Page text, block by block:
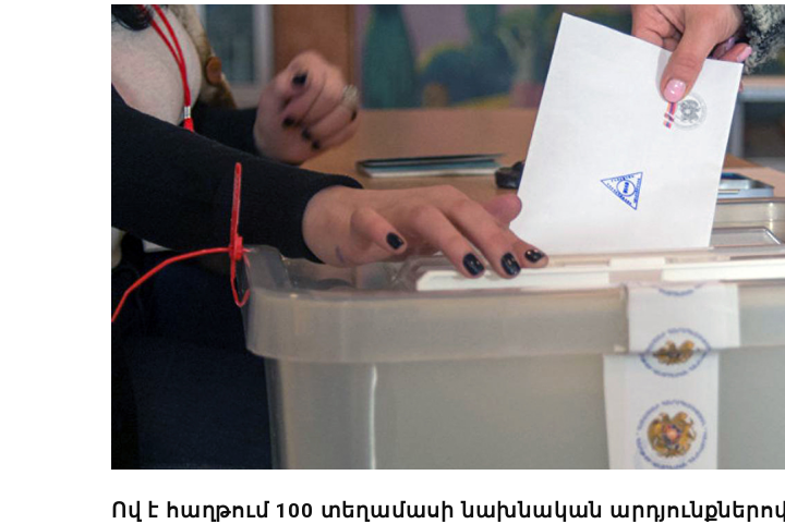
Ով է հաղթում 100 տեղամասի նախնական արդյունքներով